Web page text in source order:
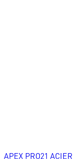
APEX PRO21 ACIER